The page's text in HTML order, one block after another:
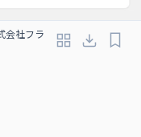
会社フラ